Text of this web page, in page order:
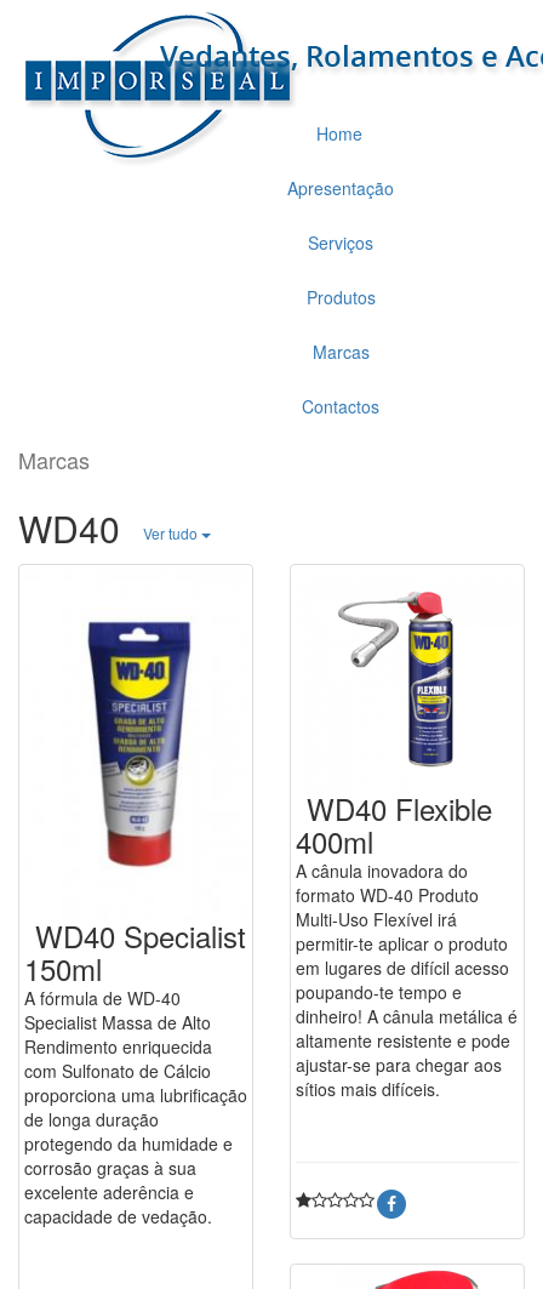
Home
Apresentação
Serviços
Produtos
Marcas
Contactos
Marcas
WD40 Ver tudo
WD40 Specialist
150ml
A fórmula de WD-40
Specialist Massa de Alto
Rendimento enriquecida
com Sulfonato de Cálcio
proporciona uma lubrificação
de longa duração
protegendo da humidade e
corrosão graças à sua
excelente aderência e
capacidade de vedação.
WD40 Flexible
400ml
A cânula inovadora do
formato WD-40 Produto
Multi-Uso Flexível irá
permitir-te aplicar o produto
em lugares de difícil acesso
poupando-te tempo e
dinheiro! A cânula metálica é
altamente resistente e pode
ajustar-se para chegar aos
sítios mais difíceis.